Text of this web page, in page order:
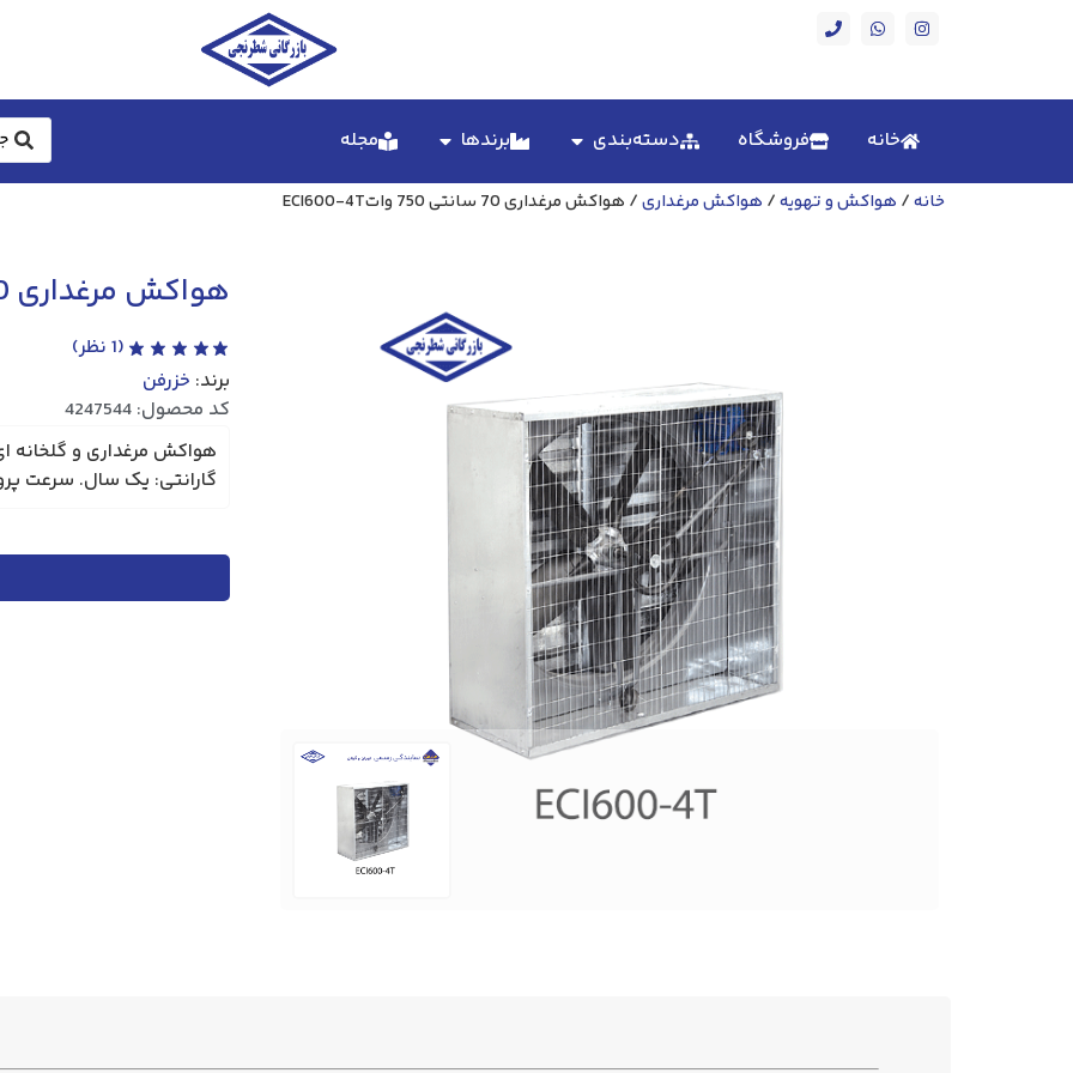
خانه فروشگاه دسته‌بندی برندها مجله
خانه/ هواکش و تهویه/ هواکش مرغداری/ هواکش مرغداری 70 سانتی 750 واتECI600-4T
هواکش مرغداری 70 سانتی 750 واتECI600-4T
(
1 نظر)
برند: خزرفن
کد محصول: 4247544
گارانتی: یک سال. سرعت